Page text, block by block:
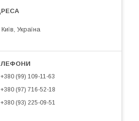
Київ, Україна
+380 (99) 109-11-63
+380 (97) 716-52-18
+380 (93) 225-09-51